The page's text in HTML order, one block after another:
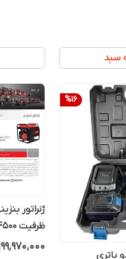
سبد
%16
باتری
ظرفیت ۴۵۰۰ وات
۹۹٬۹۷۰٬۰۰۰